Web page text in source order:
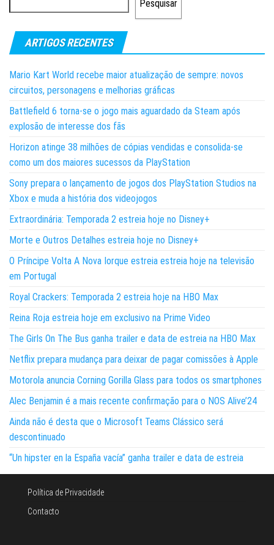
Pesquisar
ARTIGOS RECENTES
Mario Kart World recebe maior atualização de sempre: novos
circuitos, personagens e melhorias gráficas
Battlefield 6 torna-se o jogo mais aguardado da Steam após
explosão de interesse dos fãs
Horizon atinge 38 milhões de cópias vendidas e consolida-se
como um dos maiores sucessos da PlayStation
Sony prepara o lançamento de jogos dos PlayStation Studios na
Xbox e muda a história dos videojogos
Extraordinária: Temporada 2 estreia hoje no Disney+
Morte e Outros Detalhes estreia hoje no Disney+
O Príncipe Volta A Nova Iorque estreia estreia hoje na televisão
em Portugal
Royal Crackers: Temporada 2 estreia hoje na HBO Max
Reina Roja estreia hoje em exclusivo na Prime Video
The Girls On The Bus ganha trailer e data de estreia na HBO Max
Netflix prepara mudança para deixar de pagar comissões à Apple
Motorola anuncia Corning Gorilla Glass para todos os smartphones
Alec Benjamin é a mais recente confirmação para o NOS Alive’24
Ainda não é desta que o Microsoft Teams Clássico será
descontinuado
“Un hipster en la España vacía” ganha trailer e data de estreia
Política de Privacidade
Contacto